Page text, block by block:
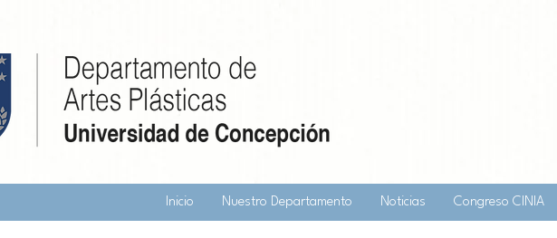
Inicio Nuestro Departamento Noticias Congreso CINIA